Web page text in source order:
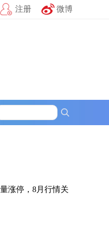
注册 微博
涨停，8月行情关